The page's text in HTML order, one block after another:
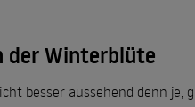
der Winterblüte
besser aussehend denn